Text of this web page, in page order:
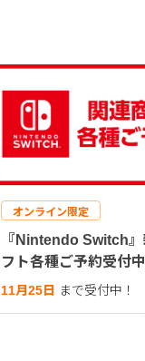
オンライン限定
『Nintendo Switch
フト各種ご予約受付
11月25日 まで受付中！